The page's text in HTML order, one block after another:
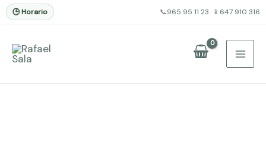
🕒 Horario 📞965 95 11 23 · 📱 647 910 316
contenido